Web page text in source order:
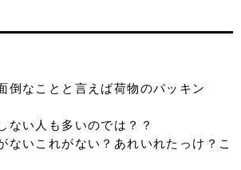
倒なことと言えば荷物のパッキン
ない人も多いのでは？？
ないこれがない？あれいれたっけ？こ